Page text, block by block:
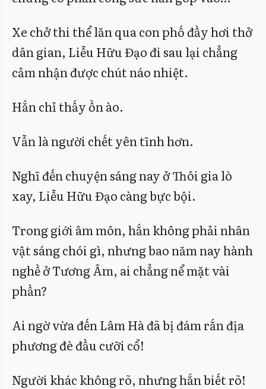
Xe chở thi thể lăn qua con phố đầy hơi thở
dân gian, Liễu Hữu Đạo đi sau lại chẳng
cảm nhận được chút náo nhiệt.
Hắn chỉ thấy ồn ào.
Vẫn là người chết yên tĩnh hơn.
Nghĩ đến chuyện sáng nay ở Thôi gia lò
xay, Liễu Hữu Đạo càng bực bội.
Trong giới âm môn, hắn không phải nhân
vật sáng chói gì, nhưng bao năm nay hành
nghề ở Tương Âm, ai chẳng nể mặt vài
phần?
Ai ngờ vừa đến Lâm Hà đã bị đám rắn địa
phương đè đầu cưỡi cổ!
Người khác không rõ, nhưng hắn biết rõ!